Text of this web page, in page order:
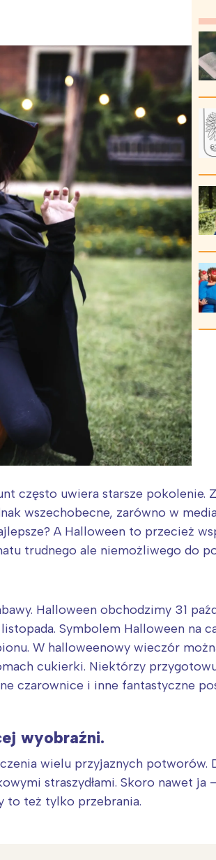
Pszczoła i kwitnący ul
często uwiera starsze pokolenie.
wszechobecne, zarówno w
A Halloween to przecież
trudnego ale niemożliwego do
Halloween obchodzimy 31
Symbolem Halloween na
W halloweenowy wieczór
cukierki. Niektórzy
czarownice i inne fantastyczne
wyobraźni.
wielu przyjaznych potworów.
straszydłami. Skoro nawet ja –
to też tylko przebrania.